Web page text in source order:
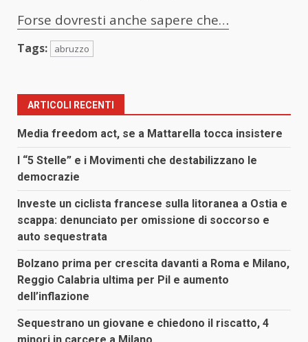
Forse dovresti anche sapere che…
Tags: abruzzo
ARTICOLI RECENTI
Media freedom act, se a Mattarella tocca insistere
I “5 Stelle” e i Movimenti che destabilizzano le
democrazie
Investe un ciclista francese sulla litoranea a Ostia e
scappa: denunciato per omissione di soccorso e
auto sequestrata
Bolzano prima per crescita davanti a Roma e Milano,
Reggio Calabria ultima per Pil e aumento
dell’inflazione
Sequestrano un giovane e chiedono il riscatto, 4
minori in carcere a Milano